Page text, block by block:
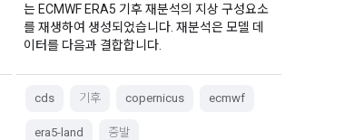
는 ECMWF ERA5 기후 재분석의 지상 구성요소
를 재생하여 생성되었습니다. 재분석은 모델 데
이터를 다음과 결합합니다.
cds 기후 copernicus ecmwf
era5-land 증발